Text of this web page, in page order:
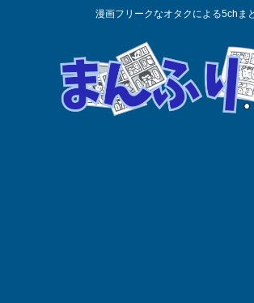
漫画フリークなオタクによる5chま